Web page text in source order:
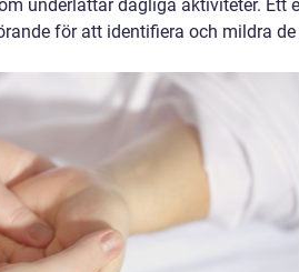
underlättar dagliga aktiviteter. Ett
för att identifiera och mildra